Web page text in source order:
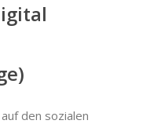
den sozialen